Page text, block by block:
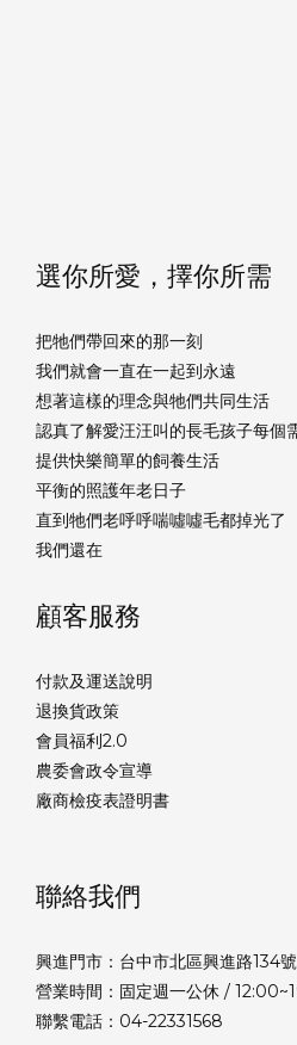
選你所愛，擇你所需
把牠們帶回來的那一刻
我們就會一直在一起到永遠
想著這樣的理念與牠們共同生活
認真了解愛汪汪叫的長毛孩子每個
提供快樂簡單的飼養生活
平衡的照護年老日子
直到牠們老呼呼喘噓噓毛都掉光了
我們還在
顧客服務
付款及運送說明
退換貨政策
會員福利2.0
農委會政令宣導
廠商檢疫表證明書
聯絡我們
興進門市：台中市北區興進路134號
營業時間：固定週一公休 /
聯繫電話：04-22331568